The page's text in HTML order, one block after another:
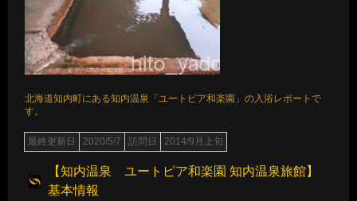
北海道知内町にある知内温泉「ユートピア和楽園」の入浴レポートで
す。
最終更新日 2020/5/7 訪問日 2014/9月上旬
【知内温泉 ユートピア和楽園 知内温泉旅館】
基本情報